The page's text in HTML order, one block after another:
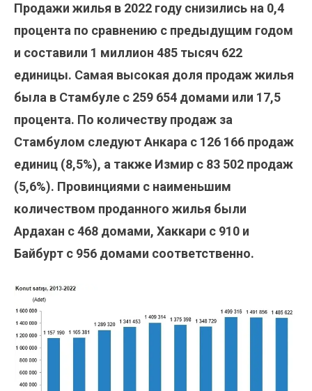
Продажи жилья в 2022 году снизились на 0,4
процента по сравнению с предыдущим годом
и составили 1 миллион 485 тысяч 622
единицы. Самая высокая доля продаж жилья
была в Стамбуле с 259 654 домами или 17,5
процента. По количеству продаж за
Стамбулом следуют Анкара с 126 166 продаж
единиц (8,5%), а также Измир с 83 502 продаж
(5,6%). Провинциями с наименьшим
количеством проданного жилья были
Ардахан с 468 домами, Хаккари с 910 и
Байбурт с 956 домами соответственно.